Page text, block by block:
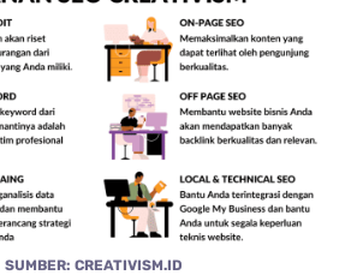
SUMBER: CREATIVISM.ID